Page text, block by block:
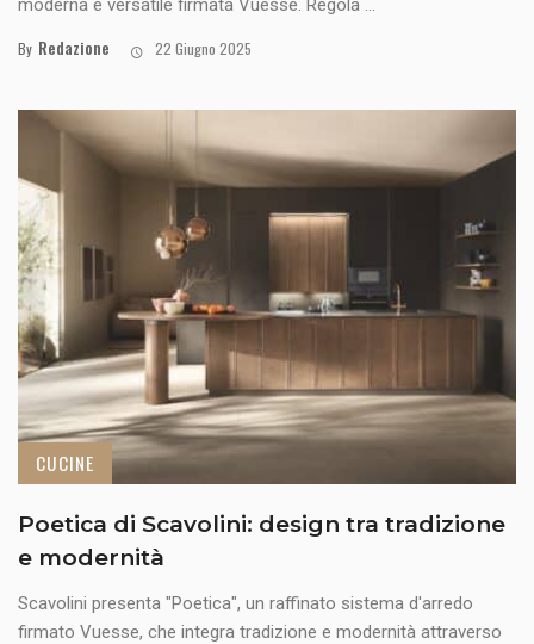
moderna e versatile firmata Vuesse. Regola ...
By Redazione 22 Giugno 2025
CUCINE
Poetica di Scavolini: design tra tradizione
e modernità
Scavolini presenta "Poetica", un raffinato sistema d'arredo
firmato Vuesse, che integra tradizione e modernità attraverso